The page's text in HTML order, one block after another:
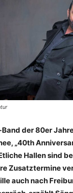
der 80er
„40th
Hallen sind
Zusatztermine
auch nach